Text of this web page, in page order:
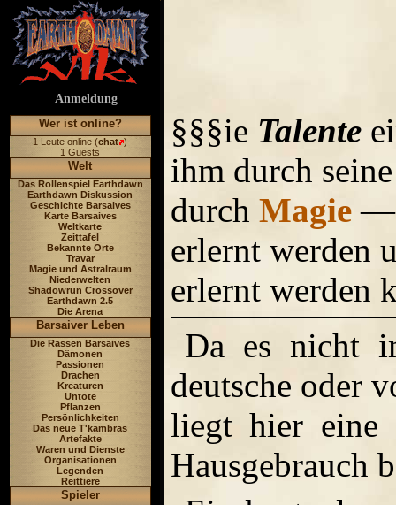
Anmeldung
Wer ist online?
1 Leute online (chat )
1 Guests
Welt
Das Rollenspiel Earthdawn
Earthdawn Diskussion
Geschichte Barsaives
Karte Barsaives
Weltkarte
Zeittafel
Bekannte Orte
Travar
Magie und Astralraum
Niederwelten
Shadowrun Crossover
Earthdawn 2.5
Die Arena
Barsaiver Leben
Die Rassen Barsaives
Dämonen
Passionen
Drachen
Kreaturen
Untote
Pflanzen
Persönlichkeiten
Das neue T'kambras
Artefakte
Waren und Dienste
Organisationen
Legenden
Reittiere
Spieler
§§§ie Talente
ihm durch
durch Magie —
erlernt werden
erlernt werden
Da es nicht
deutsche oder
liegt hier eine
Hausgebrauch